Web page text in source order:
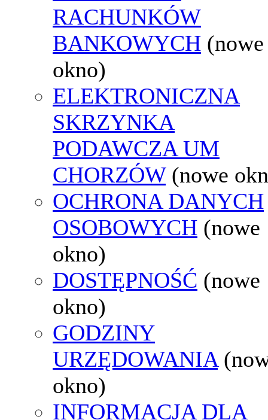
RACHUNKÓW
BANKOWYCH (nowe
okno)
ELEKTRONICZNA
SKRZYNKA
PODAWCZA UM
CHORZÓW (nowe
OCHRONA DANYCH
OSOBOWYCH (nowe
okno)
DOSTĘPNOŚĆ (nowe
okno)
GODZINY
URZĘDOWANIA
okno)
INFORMACJA DLA